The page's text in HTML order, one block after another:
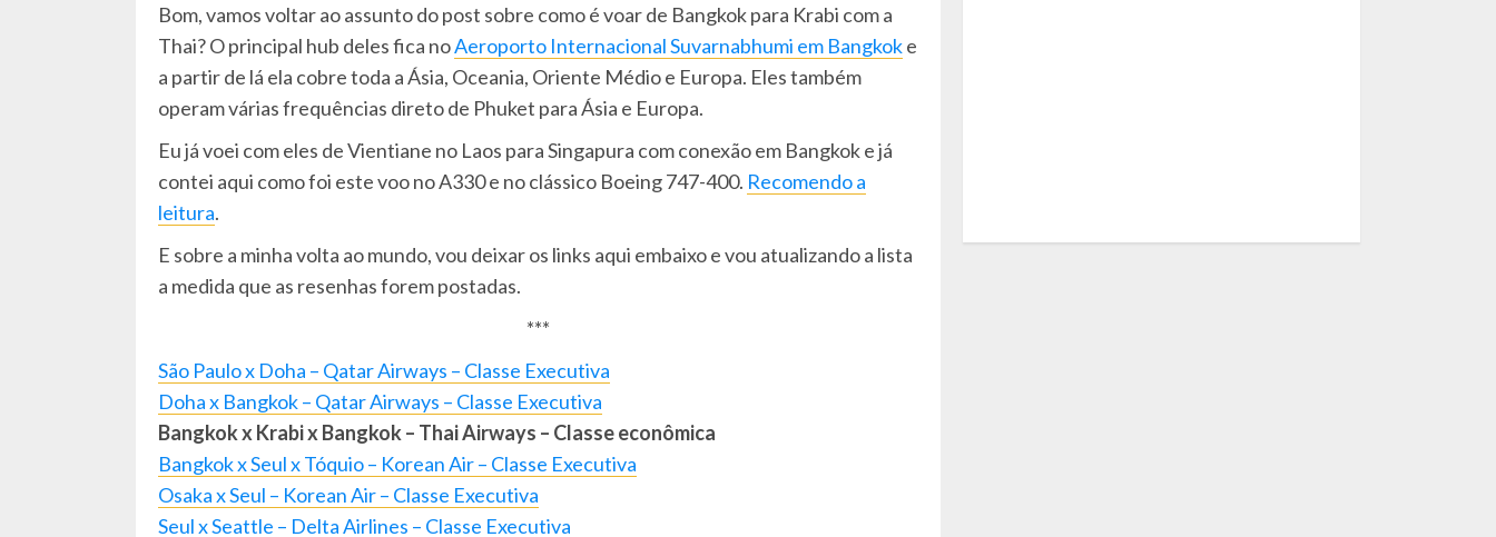
Bom, vamos voltar ao assunto do post sobre como é voar de Bangkok para Krabi com a
Thai? O principal hub deles fica noAeroporto Internacional Suvarnabhumi em Bangkoke
a partir de lá ela cobre toda a Ásia, Oceania, Oriente Médio e Europa. Eles também
operam várias frequências direto de Phuket para Ásia e Europa.
Eu já voei com eles de Vientiane no Laos para Singapura com conexão em Bangkok e já
contei aqui como foi este voo no A330 e no clássico Boeing 747-400. Recomendo a
leitura.
E sobre a minha volta ao mundo, vou deixar os links aqui embaixo e vou atualizando a lista
a medida que as resenhas forem postadas.
***
São Paulo x Doha – Qatar Airways – Classe Executiva
Doha x Bangkok – Qatar Airways – Classe Executiva
Bangkok x Krabi x Bangkok – Thai Airways – Classe econômica
Bangkok x Seul x Tóquio – Korean Air – Classe Executiva
Osaka x Seul – Korean Air – Classe Executiva
Seul x Seattle – Delta Airlines – Classe Executiva